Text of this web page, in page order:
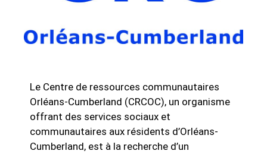
Le Centre de ressources communautaires
Orléans-Cumberland (CRCOC), un organisme
offrant des services sociaux et
communautaires aux résidents d’Orléans-
Cumberland, est à la recherche d’un